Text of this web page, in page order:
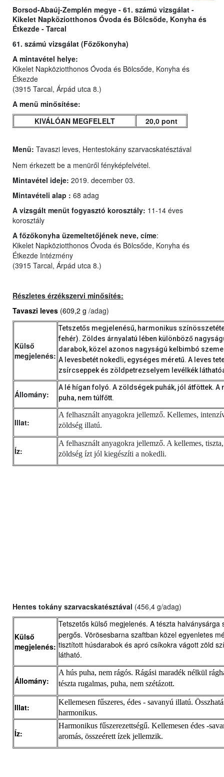
Borsod-Abaúj-Zemplén megye - 61. számú vizsgálat -
Kikelet Napköziotthonos Óvoda és Bölcsőde, Konyha és
Étkezde - Tarcal
61. számú vizsgálat (Főzőkonyha)
A mintavétel helye:
Kikelet Napköziotthonos Óvoda és Bölcsőde, Konyha és
Étkezde
(3915 Tarcal, Árpád utca 8.)
A menü minősítése:
KIVÁLÓAN MEGFELELT
20,0 pont
Menü: Tavaszi leves, Hentestokány szarvacskatésztával
Nem érkezett be a menüről fényképfelvétel.
Mintavétel ideje: 2019. december 03.
Mintavételi alap : 68 adag
A vizsgált menüt fogyasztó korosztály: 11-14 éves
korosztály
A főzőkonyha üzemeltetőjének neve, címe:
Kikelet Napköziotthonos Óvoda és Bölcsőde, Konyha és
Étkezde Intézmény
(3915 Tarcal, Árpád utca 8.)
Részletes érzékszervi minősítés:
Tavaszi leves (609,2 g /adag)
Külső
megjelenés:
Tetszetős megjelenésű, harmonikus
fehér). Zöldes árnyalatú lében különböző
darabok, közel azonos nagyságú kelbimbó
A levesbetét nokedli, egységes méretű. A leves
zsírcseppek és zöldpetrezselyem levélkék
Állomány:
A lé hígan folyó. A zöldségek puhák, jól átföttek. A
puha, nem túlfőtt.
Illat:
A felhasznált anyagokra jellemző. Kellemes,
zöldség illatú.
Íz:
A felhasznált anyagokra jellemző. A kellemes,
zöldség ízt jól kiegészíti a nokedli.
Hentes tokány szarvacskatésztával (456,4 g/adag)
Külső
megjelenés:
Tetszetős külső megjelenés. A tészta halványsárga
pergős. Vörösesbarna szaftban közel egyenletes
tisztított húsdarabok és apró csíkokra vágott zöld
látható.
Állomány:
A hús puha, nem rágós. Rágási maradék nélkül
tészta rugalmas, puha, nem szétázott.
Illat:
Kellemesen fűszeres, édes - savanyú illatú.
harmonikus.
Íz:
Harmonikus fűszerezettségű. Kellemesen édes -
aromás, összeérett ízek jellemzik.